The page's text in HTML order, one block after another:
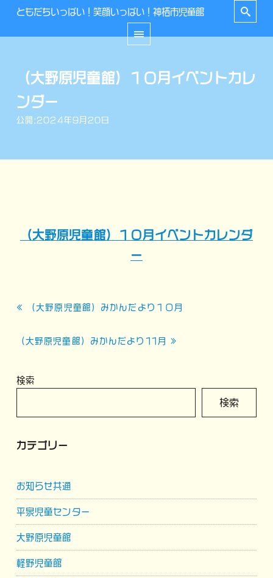
ともだちいっぱい！笑顔いっぱい！神栖市児童館
（大野原児童館）１０月イベントカレ
ンダー
公開:2024年9月20日
（大野原児童館）１０月イベントカレンダ
ー
ナ
ゲ
シ
ョ
« （大野原児童館）みかんだより１０月
（大野原児童館）みかんだより11月 »
検索
検索
カテゴリー
お知らせ共通
平泉児童センター
大野原児童館
軽野児童館